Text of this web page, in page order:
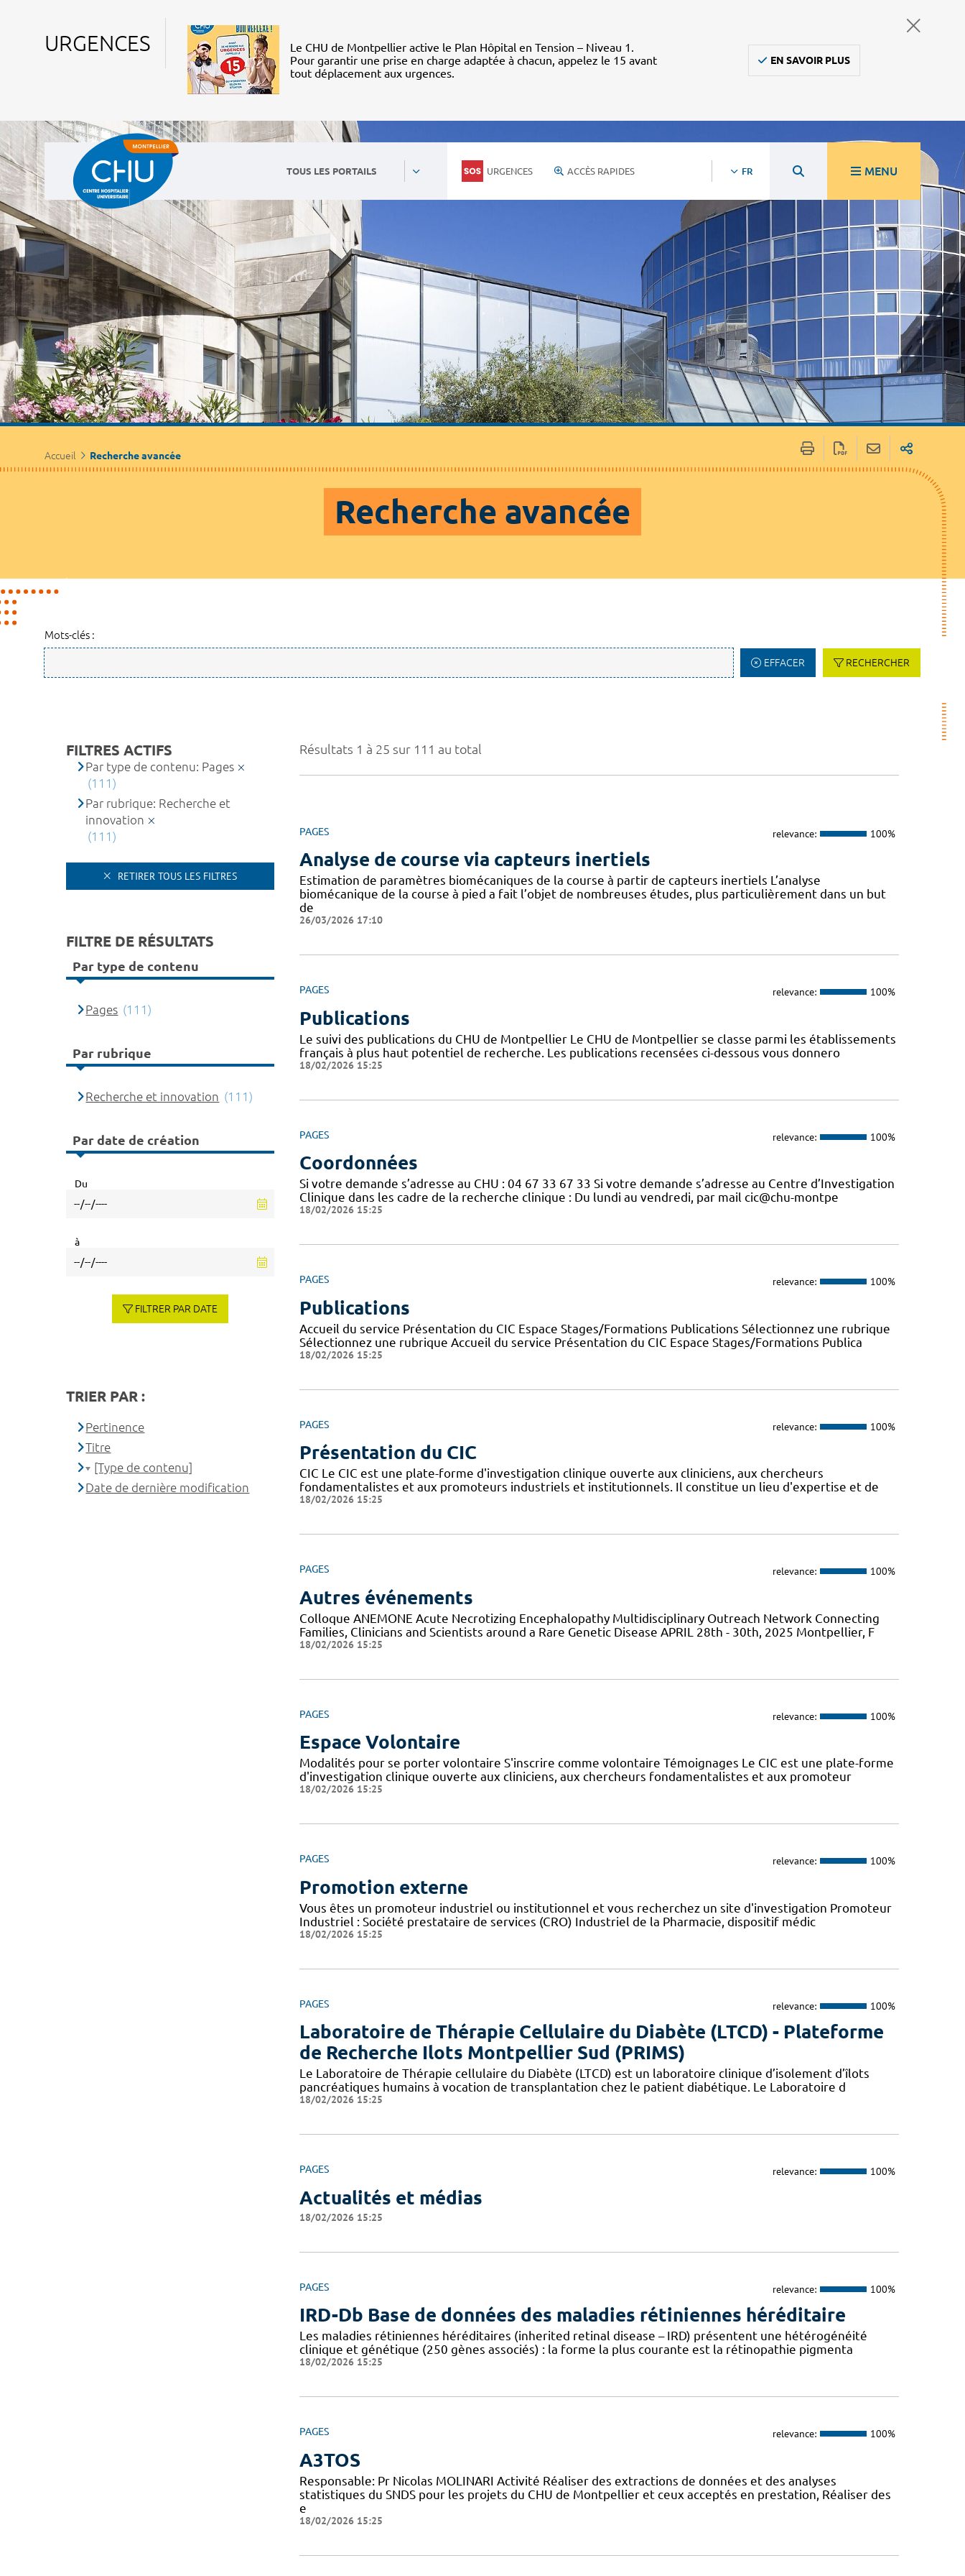
URGENCES
Le CHU de Montpellier active le Plan Hôpital en Tension – Niveau 1.
Pour garantir une prise en charge adaptée à chacun, appelez le 15 avant
tout déplacement aux urgences.
EN SAVOIR PLUS
TOUS LES PORTAILS URGENCES ACCÈS RAPIDES FR MENU
Accueil Recherche avancée
Recherche avancée
Mots-clés :
EFFACER RECHERCHER
Résultats 1 à 25 sur 111 au total
PAGES relevance: 100%
Analyse de course via capteurs inertiels
Estimation de paramètres biomécaniques de la course à partir de capteurs inertiels L’analyse
biomécanique de la course à pied a fait l’objet de nombreuses études, plus particulièrement dans un but
de
26/03/2026 17:10
PAGES relevance: 100%
Publications
Le suivi des publications du CHU de Montpellier Le CHU de Montpellier se classe parmi les établissements
français à plus haut potentiel de recherche. Les publications recensées ci-dessous vous donnero
18/02/2026 15:25
PAGES relevance: 100%
Coordonnées
Si votre demande s’adresse au CHU : 04 67 33 67 33 Si votre demande s’adresse au Centre d’Investigation
Clinique dans les cadre de la recherche clinique : Du lundi au vendredi, par mail cic@chu-montpe
18/02/2026 15:25
PAGES relevance: 100%
Publications
Accueil du service Présentation du CIC Espace Stages/Formations Publications Sélectionnez une rubrique
Sélectionnez une rubrique Accueil du service Présentation du CIC Espace Stages/Formations Publica
18/02/2026 15:25
PAGES relevance: 100%
Présentation du CIC
CIC Le CIC est une plate-forme d'investigation clinique ouverte aux cliniciens, aux chercheurs
fondamentalistes et aux promoteurs industriels et institutionnels. Il constitue un lieu d'expertise et de
18/02/2026 15:25
PAGES relevance: 100%
Autres événements
Colloque ANEMONE Acute Necrotizing Encephalopathy Multidisciplinary Outreach Network Connecting
Families, Clinicians and Scientists around a Rare Genetic Disease APRIL 28th - 30th, 2025 Montpellier, F
18/02/2026 15:25
PAGES relevance: 100%
Espace Volontaire
Modalités pour se porter volontaire S'inscrire comme volontaire Témoignages Le CIC est une plate-forme
d'investigation clinique ouverte aux cliniciens, aux chercheurs fondamentalistes et aux promoteur
18/02/2026 15:25
PAGES relevance: 100%
Promotion externe
Vous êtes un promoteur industriel ou institutionnel et vous recherchez un site d'investigation Promoteur
Industriel : Société prestataire de services (CRO) Industriel de la Pharmacie, dispositif médic
18/02/2026 15:25
PAGES relevance: 100%
Laboratoire de Thérapie Cellulaire du Diabète (LTCD) - Plateforme
de Recherche Ilots Montpellier Sud (PRIMS)
Le Laboratoire de Thérapie cellulaire du Diabète (LTCD) est un laboratoire clinique d’isolement d’îlots
pancréatiques humains à vocation de transplantation chez le patient diabétique. Le Laboratoire d
18/02/2026 15:25
PAGES relevance: 100%
Actualités et médias
18/02/2026 15:25
PAGES relevance: 100%
IRD-Db Base de données des maladies rétiniennes héréditaire
Les maladies rétiniennes héréditaires (inherited retinal disease – IRD) présentent une hétérogénéité
clinique et génétique (250 gènes associés) : la forme la plus courante est la rétinopathie pigmenta
18/02/2026 15:25
PAGES relevance: 100%
A3TOS
Responsable: Pr Nicolas MOLINARI Activité Réaliser des extractions de données et des analyses
statistiques du SNDS pour les projets du CHU de Montpellier et ceux acceptés en prestation, Réaliser des
e
18/02/2026 15:25
FILTRES ACTIFS
Par type de contenu: Pages
(111)
Par rubrique: Recherche et
innovation
(111)
RETIRER TOUS LES FILTRES
FILTRE DE RÉSULTATS
Par type de contenu
Pages (111)
Par rubrique
Recherche et innovation (111)
Par date de création
Du
à
FILTRER PAR DATE
TRIER PAR :
Pertinence
Titre
[Type de contenu]
Date de dernière modification